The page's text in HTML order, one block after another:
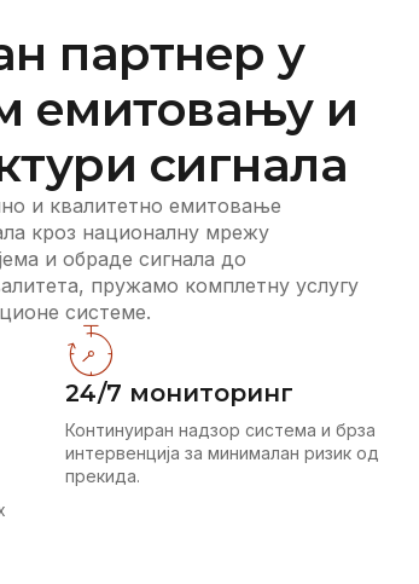
партнер у
емитовању и
сигнала
и квалитетно емитовање
кроз националну мрежу
и обраде сигнала до
пружамо комплетну услугу
системе.
24/7 мониторинг
Континуиран надзор система и брза
интервенција за минималан ризик од
прекида.